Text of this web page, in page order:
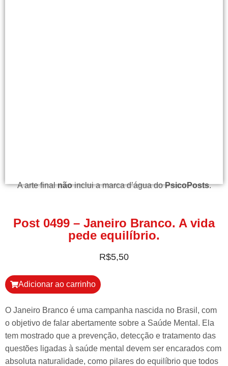
A arte finalnãoinclui a marca d’água doPsicoPosts.
Post 0499 – Janeiro Branco. A vida
pede equilíbrio.
R$5,50
Adicionar ao carrinho
O Janeiro Branco é uma campanha nascida no Brasil, com
o objetivo de falar abertamente sobre a Saúde Mental. Ela
tem mostrado que a prevenção, detecção e tratamento das
questões ligadas à saúde mental devem ser encarados com
absoluta naturalidade, como pilares do equilíbrio que todos